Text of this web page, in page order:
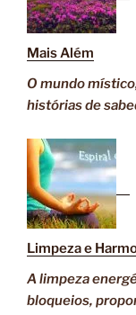
Mais Além
O mundo
histórias de
Limpeza e
A limpeza
bloqueios,